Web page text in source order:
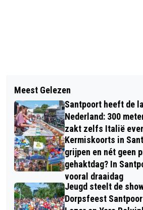
VAN OLDTIMERS TOT
KRACHTPATSERS:
TREKKERTREK FUN &
FESTIVAL NIEUW
MIDDELBARE
ZE GESLAAGD ZIJN EN
VLAGGEN
Meest Gelezen
Santpoort heeft de
Nederland: 300
zakt zelfs Italië
Kermiskoorts in
grijpen en nét geen
gehaktdag? In
vooral draaidag
Jeugd steelt de
Dorpsfeest